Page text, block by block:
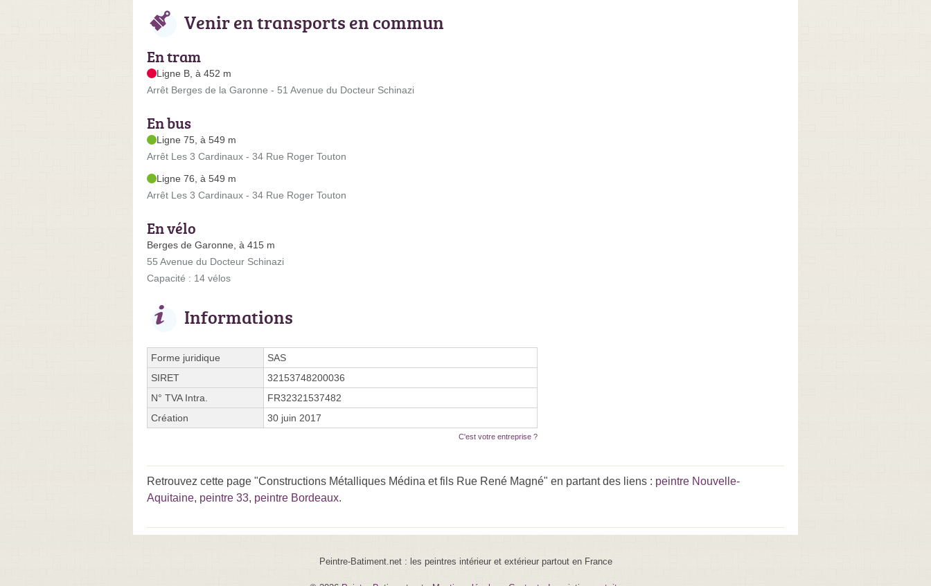
Venir en transports en commun
En tram
Ligne B, à 452 m
Arrêt Berges de la Garonne - 51 Avenue du Docteur Schinazi
En bus
Ligne 75, à 549 m
Arrêt Les 3 Cardinaux - 34 Rue Roger Touton
Ligne 76, à 549 m
Arrêt Les 3 Cardinaux - 34 Rue Roger Touton
En vélo
Berges de Garonne, à 415 m
55 Avenue du Docteur Schinazi
Capacité : 14 vélos
Informations
Forme juridique
SAS
SIRET
32153748200036
N° TVA Intra.
FR32321537482
Création
30 juin 2017
C'est votre entreprise ?
Retrouvez cette page "Constructions Métalliques Médina et fils Rue René Magné" en partant des liens : peintre Nouvelle-
Aquitaine, peintre 33, peintre Bordeaux.
Peintre-Batiment.net : les peintres intérieur et extérieur partout en France